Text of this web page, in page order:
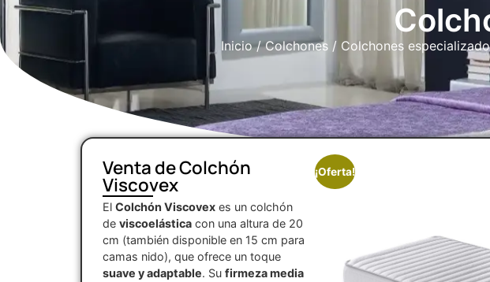
Inicio/Colchones/ Colchones
Venta de Colchón
Viscovex
El Colchón Viscovex es un colchón
de viscoelástica con una altura de 20
cm (también disponible en 15 cm para
camas nido), que ofrece un toque
suave y adaptable. Su firmeza media
¡Oferta!